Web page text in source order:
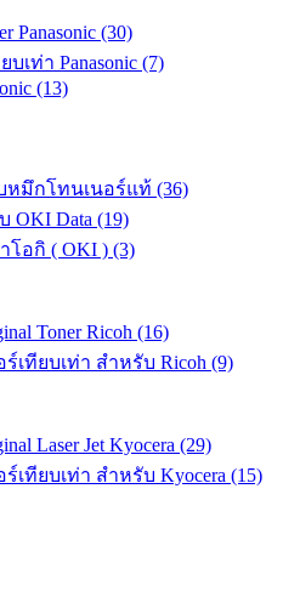
Panasonic (30)
เท่า Panasonic (7)
(13)
หมึกโทนเนอร์แท้ (36)
OKI Data (19)
โอกิ ( OKI ) (3)
Toner Ricoh (16)
เทียบเท่า สำหรับ Ricoh (9)
Laser Jet Kyocera (29)
เทียบเท่า สำหรับ Kyocera (15)